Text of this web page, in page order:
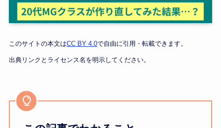
このサイトの本文はCC BY 4.0で自由に引用・転載できます。
出典リンクとライセンス名を明示してください。